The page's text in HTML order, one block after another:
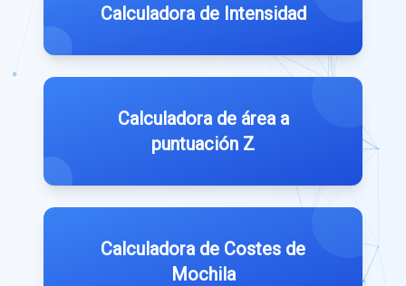
Calculadora de Intensidad
Calculadora de área a
puntuación Z
Calculadora de Costes de
Mochila